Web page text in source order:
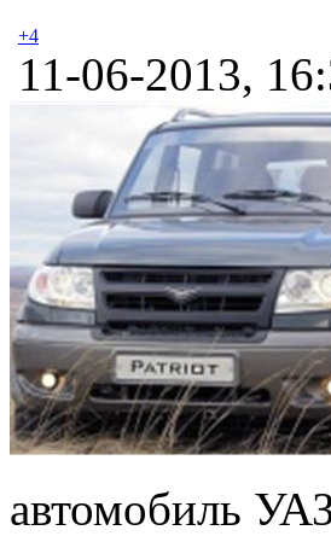
+4
11-06-2013,
автомобиль